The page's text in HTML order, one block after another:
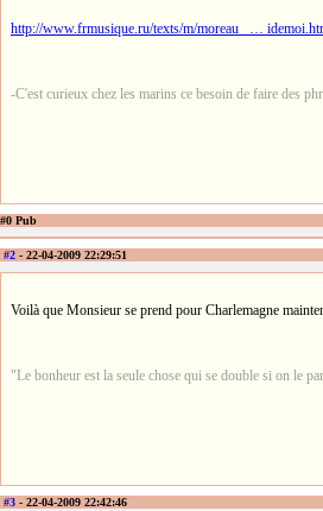
http://www.frmusique.ru/texts/m/moreau_ …
-C'est curieux chez les marins ce besoin de faire des
#0 Pub
#2 - 22-04-2009 22:29:51
Voilà que Monsieur se prend pour Charlemagne
"Le bonheur est la seule chose qui se double si on le
#3 - 22-04-2009 22:42:46